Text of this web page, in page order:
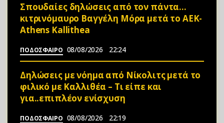
Σπουδαίες δηλώσεις από τον πάντα…
κιτρινόμαυρο Βαγγέλη Μόρα μετά το ΑΕΚ-
Athens Kallithea
ΠΟΔΟΣΦΑΙΡΟ 08/08/2026 22:24
Δηλώσεις με νόημα από Νίκολιτς μετά το
φιλικό με Καλλιθέα – Τι είπε και
για..επιπλέον ενίσχυση
ΠΟΔΟΣΦΑΙΡΟ 08/08/2026 22:19